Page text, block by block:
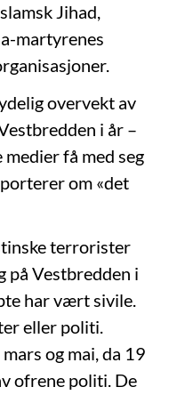
Jihad,
martyrenes
overvekt av
i år –
få med seg
om «det
terrorister
på Vestbredden i
har vært sivile.
eller politi.
og mai, da 19
ofrene politi. De